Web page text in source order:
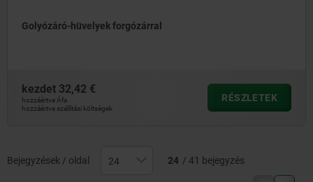
Golyózáró-hüvelyek forgózárral
kezdet 32,42 €
hozzáértve Áfa
hozzáértve szállítási költségek
RÉSZLETEK
Bejegyzések / oldal 24 / 41 bejegyzés